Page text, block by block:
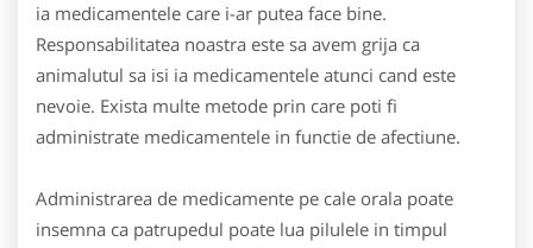
ia medicamentele care i-ar putea face bine.
Responsabilitatea noastra este sa avem grija ca
animalutul sa isi ia medicamentele atunci cand este
nevoie. Exista multe metode prin care poti fi
administrate medicamentele in functie de afectiune.
Administrarea de medicamente pe cale orala poate
insemna ca patrupedul poate lua pilulele in timpul